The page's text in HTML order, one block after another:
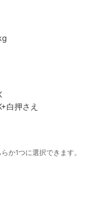
白押さえ
か1つに選択できます。